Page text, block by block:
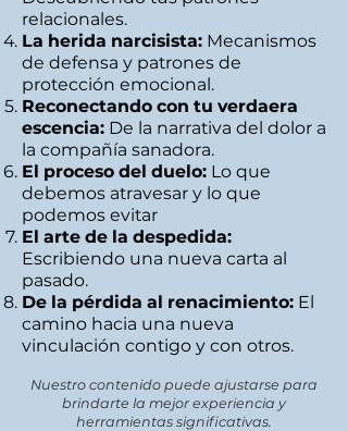
relacionales.
La herida narcisista: Mecanismos
de defensa y patrones de
protección emocional.
Reconectando con tu verdaera
escencia: De la narrativa del dolor a
la compañía sanadora.
El proceso del duelo: Lo que
debemos atravesar y lo que
podemos evitar
El arte de la despedida:
Escribiendo una nueva carta al
pasado.
De la pérdida al renacimiento: El
camino hacia una nueva
vinculación contigo y con otros.
Nuestro contenido puede ajustarse para
brindarte la mejor experiencia y
herramientas significativas.